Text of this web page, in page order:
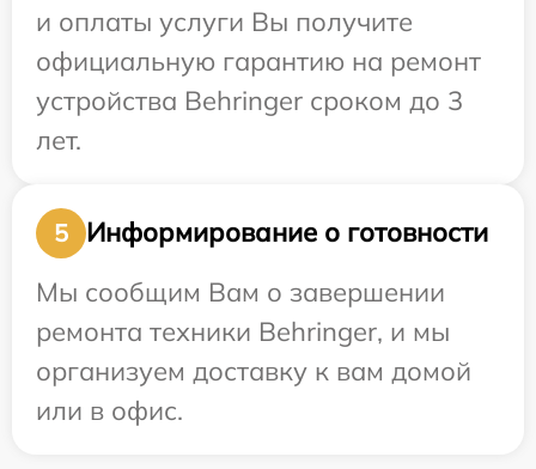
и оплаты услуги Вы получите
официальную гарантию на ремонт
устройства Behringer сроком до 3
лет.
5
Информирование о готовности
Мы сообщим Вам о завершении
ремонта техники Behringer, и мы
организуем доставку к вам домой
или в офис.